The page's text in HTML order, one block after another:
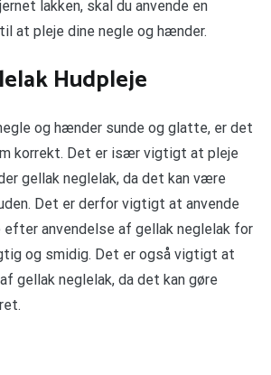
lakken, skal du anvende en
at pleje dine negle og hænder.
Hudpleje
og hænder sunde og glatte, er det
korrekt. Det er især vigtigt at pleje
gellak neglelak, da det kan være
Det er derfor vigtigt at anvende
efter anvendelse af gellak neglelak for
og smidig. Det er også vigtigt at
gellak neglelak, da det kan gøre